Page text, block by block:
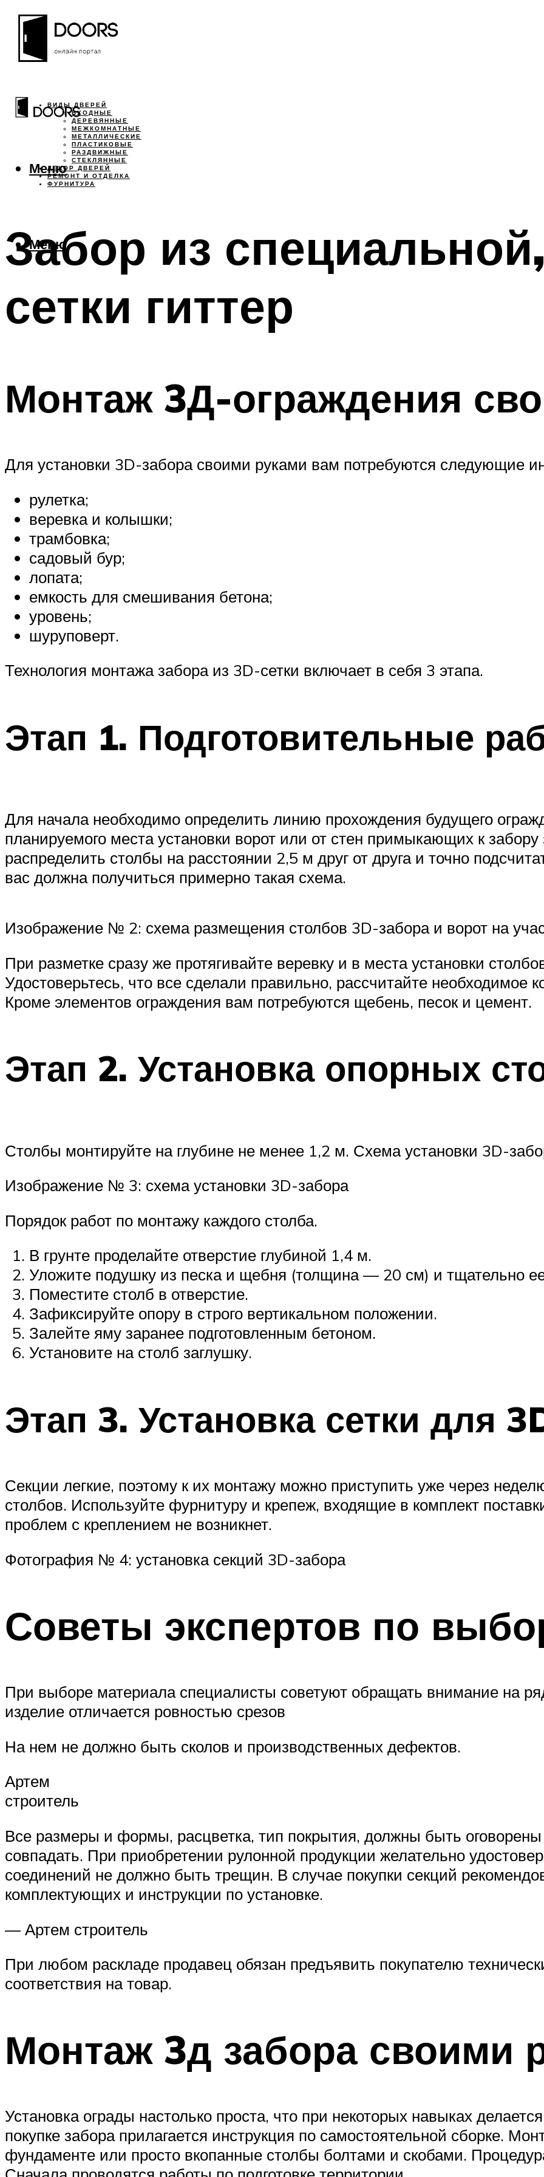
ВИДЫ ДВЕРЕЙ
ВХОДНЫЕ
ДЕРЕВЯННЫЕ
МЕЖКОМНАТНЫЕ
МЕТАЛЛИЧЕСКИЕ
ПЛАСТИКОВЫЕ
РАЗДВИЖНЫЕ
СТЕКЛЯННЫЕ
ДЕКОР ДВЕРЕЙ
РЕМОНТ И ОТДЕЛКА
ФУРНИТУРА
Меню
Меню
Забор из
сетки гиттер
Монтаж 3Д-ограждения
Для установки 3D-забора своими руками вам потребуются следующие
рулетка;
веревка и колышки;
трамбовка;
садовый бур;
лопата;
емкость для смешивания бетона;
уровень;
шуруповерт.
Технология монтажа забора из 3D-сетки включает в себя 3 этапа.
Этап 1. Подготовительные
Для начала необходимо определить линию прохождения будущего
планируемого места установки ворот или от стен примыкающих к
распределить столбы на расстоянии 2,5 м друг от друга и точно
вас должна получиться примерно такая схема.
Изображение № 2: схема размещения столбов 3D-забора и ворот на
При разметке сразу же протягивайте веревку и в места установки
Удостоверьтесь, что все сделали правильно, рассчитайте необходимое
Кроме элементов ограждения вам потребуются щебень, песок и цемент.
Этап 2. Установка опорных
Столбы монтируйте на глубине не менее 1,2 м. Схема установки 3D-
Изображение № 3: схема установки 3D-забора
Порядок работ по монтажу каждого столба.
В грунте проделайте отверстие глубиной 1,4 м.
Уложите подушку из песка и щебня (толщина — 20 см) и тщательно
Поместите столб в отверстие.
Зафиксируйте опору в строго вертикальном положении.
Залейте яму заранее подготовленным бетоном.
Установите на столб заглушку.
Этап 3. Установка сетки для
Секции легкие, поэтому к их монтажу можно приступить уже через
столбов. Используйте фурнитуру и крепеж, входящие в комплект
проблем с креплением не возникнет.
Фотография № 4: установка секций 3D-забора
Советы экспертов по
При выборе материала специалисты советуют обращать внимание на
изделие отличается ровностью срезов
На нем не должно быть сколов и производственных дефектов.
Артем
строитель
Все размеры и формы, расцветка, тип покрытия, должны быть
совпадать. При приобретении рулонной продукции желательно
соединений не должно быть трещин. В случае покупки секций
комплектующих и инструкции по установке.
— Артем строитель
При любом раскладе продавец обязан предъявить покупателю
соответствия на товар.
Монтаж 3д забора своими
Установка ограды настолько проста, что при некоторых навыках
покупке забора прилагается инструкция по самостоятельной сборке.
фундаменте или просто вкопанные столбы болтами и скобами.